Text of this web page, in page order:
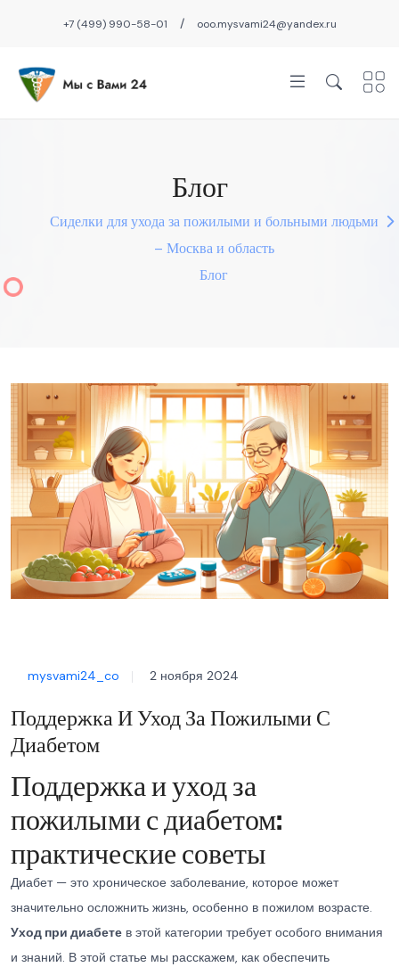
+7 (499) 990-58-01 / ooo.mysvami24@yandex.ru
Блог
Сиделки для ухода за пожилыми и больными людьми
– Москва и область
Блог
mysvami24_co 2 ноября 2024
Поддержка И Уход За Пожилыми С
Диабетом
Поддержка и уход за
пожилыми с диабетом:
практические советы
Диабет — это хроническое заболевание, которое может
значительно осложнить жизнь, особенно в пожилом возрасте.
Уход при диабете в этой категории требует особого внимания
и знаний. В этой статье мы расскажем, как обеспечить